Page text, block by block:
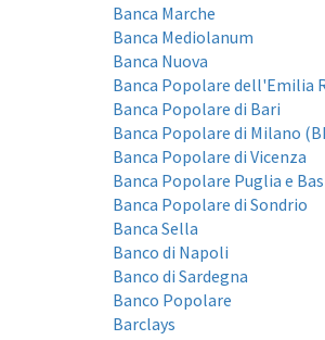
Banca Marche
Banca Mediolanum
Banca Nuova
Banca Popolare dell'Emilia
Banca Popolare di Bari
Banca Popolare di Milano
Banca Popolare di Vicenza
Banca Popolare Puglia e
Banca Popolare di Sondrio
Banca Sella
Banco di Napoli
Banco di Sardegna
Banco Popolare
Barclays